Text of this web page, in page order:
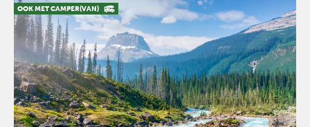
OOK MET CAMPER(VAN)